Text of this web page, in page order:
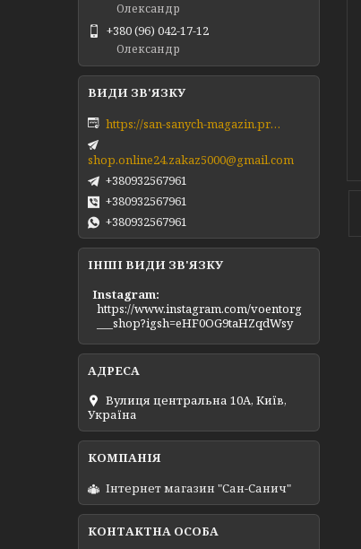
Олександр
+380 (96) 042-17-12
Олександр
https://san-sanych-magazin.prom.ua/ua/
shop.online24.zakaz5000@gmail.com
+380932567961
+380932567961
+380932567961
ІНШІ ВИДИ ЗВ'ЯЗКУ
Instagram
https://www.instagram.com/voentorg
___shop?igsh=eHF0OG9taHZqdWsy
Вулиця центральна 10А, Київ,
Україна
Інтернет магазин "Сан-Санич"